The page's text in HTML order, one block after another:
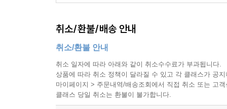
취소/환불/배송 안내
취소/환불 안내
취소 일자에 따라 아래와 같이 취소수수료가 부과됩니다.
상품에 따라 취소 정책이 달라질 수 있고 각 클래스가 공
마이페이지 > 주문내역/배송조회에서 직접 취소 또는 고
클래스 당일 취소는 환불이 불가합니다.